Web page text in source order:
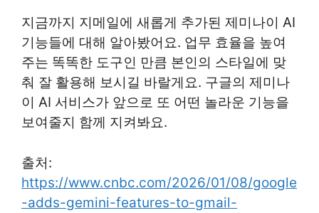
지금까지 지메일에 새롭게 추가된 제미나이 AI
기능들에 대해 알아봤어요. 업무 효율을 높여
주는 똑똑한 도구인 만큼 본인의 스타일에 맞
춰 잘 활용해 보시길 바랄게요. 구글의 제미나
이 AI 서비스가 앞으로 또 어떤 놀라운 기능을
보여줄지 함께 지켜봐요.
출처:
https://www.cnbc.com/2026/01/08/google
-adds-gemini-features-to-gmail-